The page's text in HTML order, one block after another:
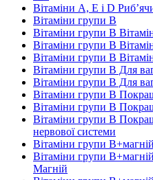
Вітаміни А, Е і D
Вітаміни групи В
Вітаміни групи В
Вітаміни групи В
Вітаміни групи В
Вітаміни групи В Для
Вітаміни групи В Для
Вітаміни групи В
Вітаміни групи В
Вітаміни групи В
нервової системи
Вітаміни групи В+магній
Вітаміни групи
Магній